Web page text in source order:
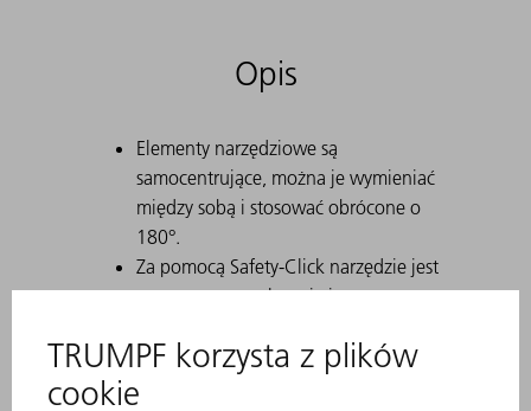
Opis
Elementy narzędziowe są
samocentrujące, można je wymieniać
między sobą i stosować obrócone o
180°.
Za pomocą Safety-Click narzędzie jest
mocowane w uchwycie i tym samym
Trwałe znakowanie laserowe zawiera
wszystkie ważne informacje o